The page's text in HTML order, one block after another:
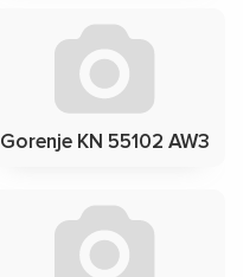
Gorenje KN 55102 AW3